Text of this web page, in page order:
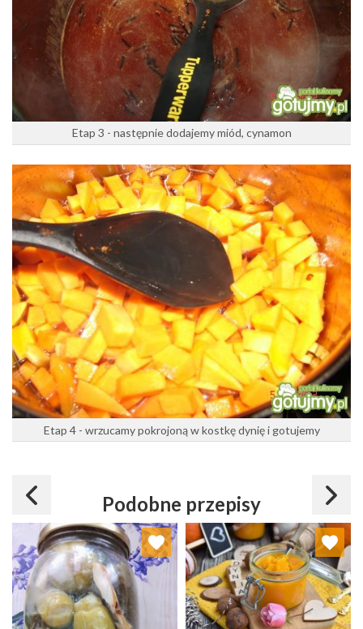
Etap 3 - następnie dodajemy miód, cynamon
Etap 4 - wrzucamy pokrojoną w kostkę dynię i gotujemy
Podobne przepisy
Dodaj do ulubionych
Wybierz listę:
Dodaj do ulubionych
Wybierz listę: